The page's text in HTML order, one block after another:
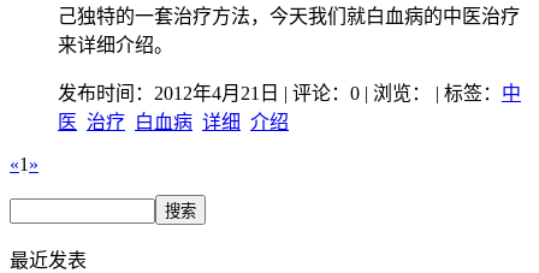
己独特的一套治疗方法，今天我们就白血病的中医治疗
来详细介绍。
发布时间：2012年4月21日 | 评论：0 | 浏览： | 标签： 中
医 治疗 白血病 详细 介绍
«1 »
最近发表